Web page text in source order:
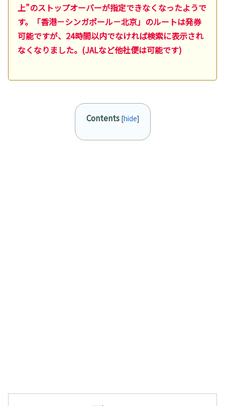
上”のストップオーバーが指定できなくなったようで
す。「香港－シンガポール－北京」のルートは発券
可能ですが、24時間以内でなければ検索に表示され
なくなりました。(JALなど他社便は可能です)
Contents [hide]